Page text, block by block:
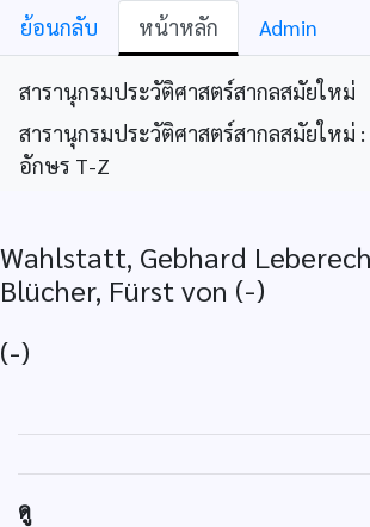
ย้อนกลับ หน้าหลัก Admin
สารานุกรมประวัติศาสตร์สากลสมัยใหม่
สารานุกรมประวัติศาสตร์สากลสมัยใหม่ :
อักษร T-Z
Wahlstatt, Gebhard
Blücher, Fürst von (-)
(-)
ดู